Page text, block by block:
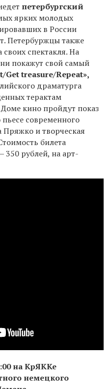
петербургский
ярких молодых
в России
Петербуржцы также
спектакля. На
покажут свой самый
Get treasure/Repeat»,
драматурга
терактам
кино пройдут показ
современного
Пряжко и творческая
билета
рублей, на арт-
на КрЯККе
немецкого